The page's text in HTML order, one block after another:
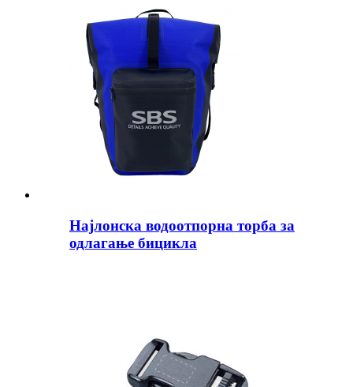
Најлонска водоотпорна торба за
одлагање бицикла